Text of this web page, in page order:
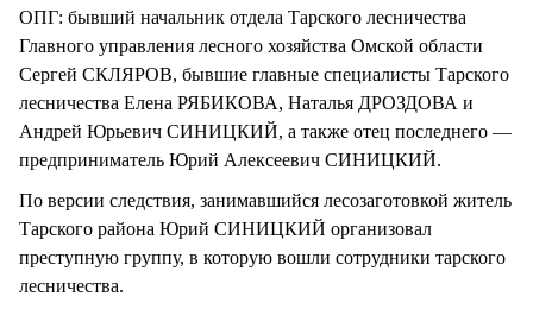
ОПГ: бывший начальник отдела Тарского лесничества
Главного управления лесного хозяйства Омской области
Сергей СКЛЯРОВ, бывшие главные специалисты Тарского
лесничества Елена РЯБИКОВА, Наталья ДРОЗДОВА и
Андрей Юрьевич СИНИЦКИЙ, а также отец последнего —
предприниматель Юрий Алексеевич СИНИЦКИЙ.
По версии следствия, занимавшийся лесозаготовкой житель
Тарского района Юрий СИНИЦКИЙ организовал
преступную группу, в которую вошли сотрудники тарского
лесничества.